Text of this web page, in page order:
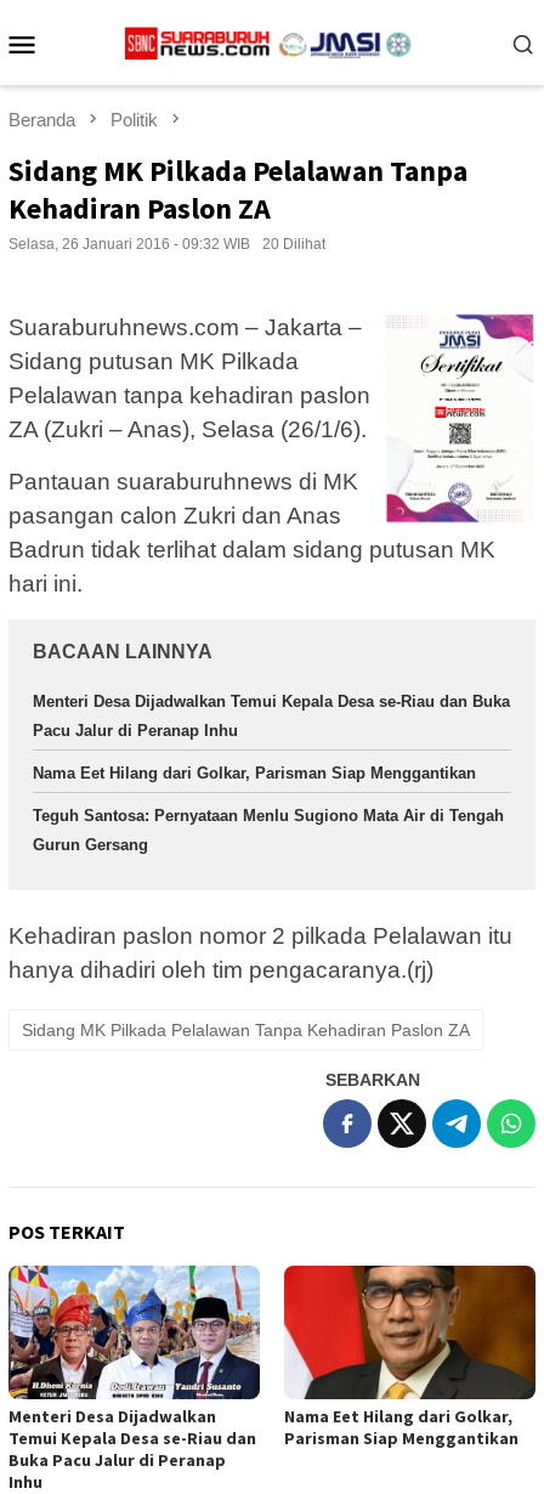
ke
Beranda Politik
Sidang MK Pilkada Pelalawan Tanpa
Kehadiran Paslon ZA
Selasa, 26 Januari 2016 - 09:32 WIB 20 Dilihat
Suaraburuhnews.com – Jakarta –
Sidang putusan MK Pilkada
Pelalawan tanpa kehadiran paslon
ZA (Zukri – Anas), Selasa (26/1/6).
Pantauan suaraburuhnews di MK
pasangan calon Zukri dan Anas
Badrun tidak terlihat dalam sidang putusan MK
hari ini.
BACAAN LAINNYA
Menteri Desa Dijadwalkan Temui Kepala Desa se-Riau dan Buka
Pacu Jalur di Peranap Inhu
Nama Eet Hilang dari Golkar, Parisman Siap Menggantikan
Teguh Santosa: Pernyataan Menlu Sugiono Mata Air di Tengah
Gurun Gersang
Kehadiran paslon nomor 2 pilkada Pelalawan itu
hanya dihadiri oleh tim pengacaranya.(rj)
Sidang MK Pilkada Pelalawan Tanpa Kehadiran Paslon ZA
SEBARKAN
POS TERKAIT
Menteri Desa Dijadwalkan
Temui Kepala Desa se-Riau dan
Buka Pacu Jalur di Peranap
Inhu
Nama Eet Hilang dari Golkar,
Parisman Siap Menggantikan